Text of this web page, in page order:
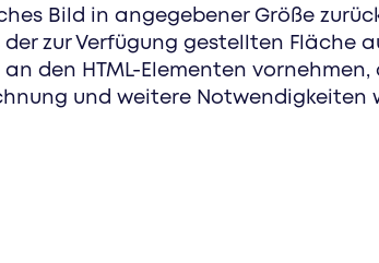
Bild in angegebener Größe
der zur Verfügung gestellten Fläche
den HTML-Elementen
und weitere Notwendigkeiten